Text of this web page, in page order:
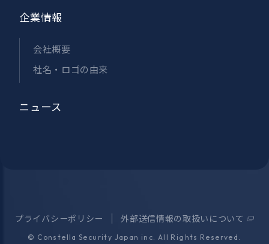
企業情報
会社概要
社名・ロゴの由来
ニュース
プライバシーポリシー 外部送信情報の取扱いについて
© Constella Security Japan inc. All Rights Reserved.